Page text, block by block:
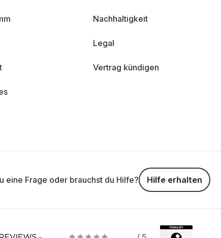
Nachhaltigkeit
Legal
Vertrag kündigen
eine Frage oder brauchst du Hilfe? Hilfe erhalten